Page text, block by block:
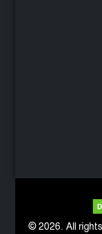
© 2026. All